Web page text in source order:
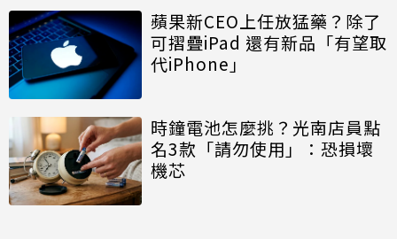
蘋果新CEO上任放猛藥？除了
可摺疊iPad 還有新品「有望取
代iPhone」
時鐘電池怎麼挑？光南店員點
名3款「請勿使用」：恐損壞
機芯